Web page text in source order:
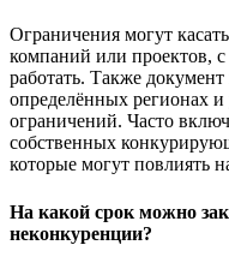
Ограничения могут
компаний или проектов,
работать. Также
определённых регионах и
ограничений. Часто
собственных
которые могут повлиять
На какой срок можно
неконкуренции?